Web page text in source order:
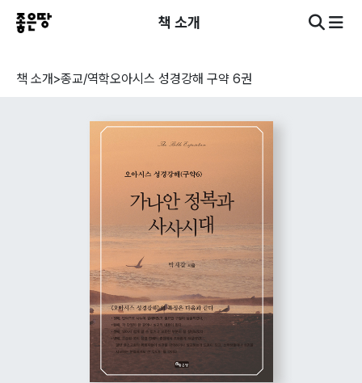
책 소개
책 소개>종교/역학오아시스 성경강해 구약 6권